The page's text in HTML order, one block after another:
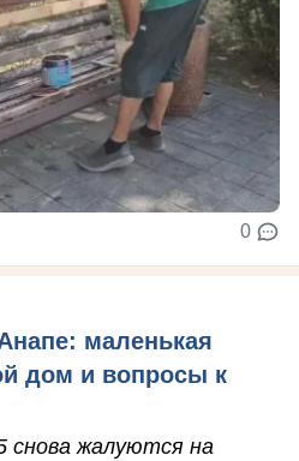
0
маленькая
дом и вопросы к
снова жалуются на